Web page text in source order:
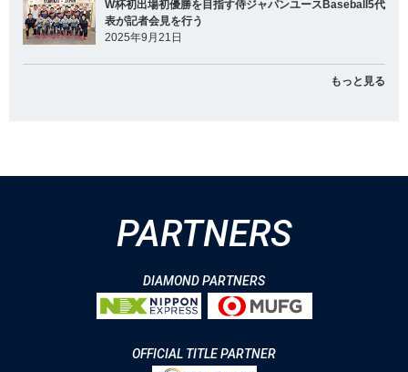
W杯初出場初優勝を目指す侍ジャパンユースBaseball5代
表が記者会見を行う
2025年9月21日
もっと見る
PARTNERS
DIAMOND PARTNERS
OFFICIAL TITLE PARTNER